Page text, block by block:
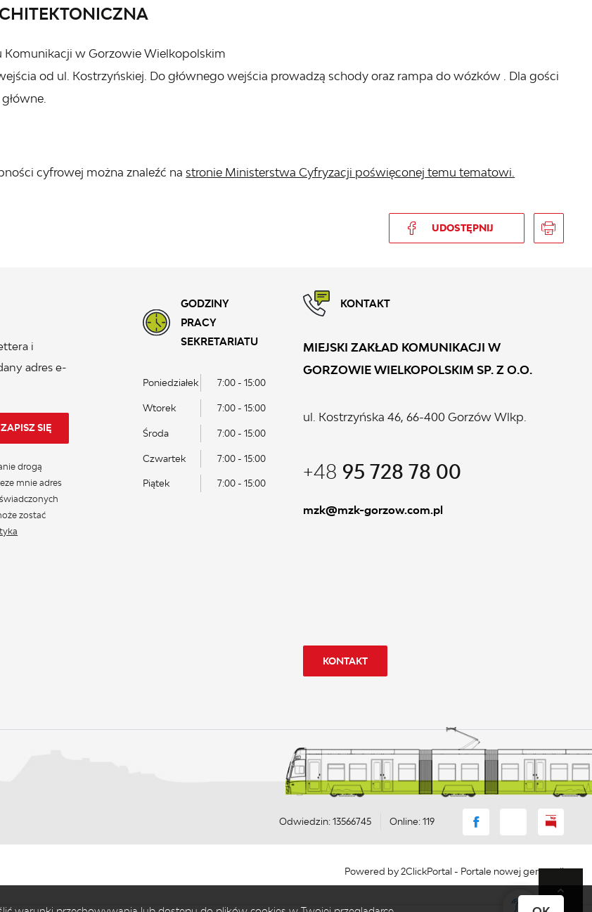
Komunikacji w Gorzowie Wielkopolskim
od ul. Kostrzyńskiej. Do głównego wejścia prowadzą schody oraz rampa do wózków . Dla gości
cyfrowej można znaleźć nastronie Ministerstwa Cyfryzacji poświęconej temu tematowi.
UDOSTĘPNIJ
i
adres e-
drogą
mnie adres
zostać
GODZINY
PRACY
SEKRETARIATU
Poniedziałek 7:00 - 15:00
Wtorek 7:00 - 15:00
Środa 7:00 - 15:00
Czwartek 7:00 - 15:00
Piątek 7:00 - 15:00
KONTAKT
MIEJSKI ZAKŁAD KOMUNIKACJI W
GORZOWIE WIELKOPOLSKIM SP. Z O.O.
ul. Kostrzyńska 46, 66-400 Gorzów Wlkp.
+48 95 728 78 00
mzk@mzk-gorzow.com.pl
KONTAKT
Odwiedzin: 13566745 Online: 119
Powered by2ClickPortal - Portale nowej generacji